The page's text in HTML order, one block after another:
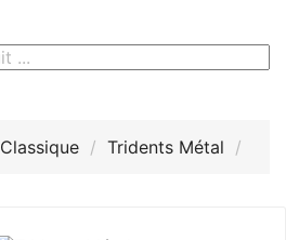
Classique Tridents Métal